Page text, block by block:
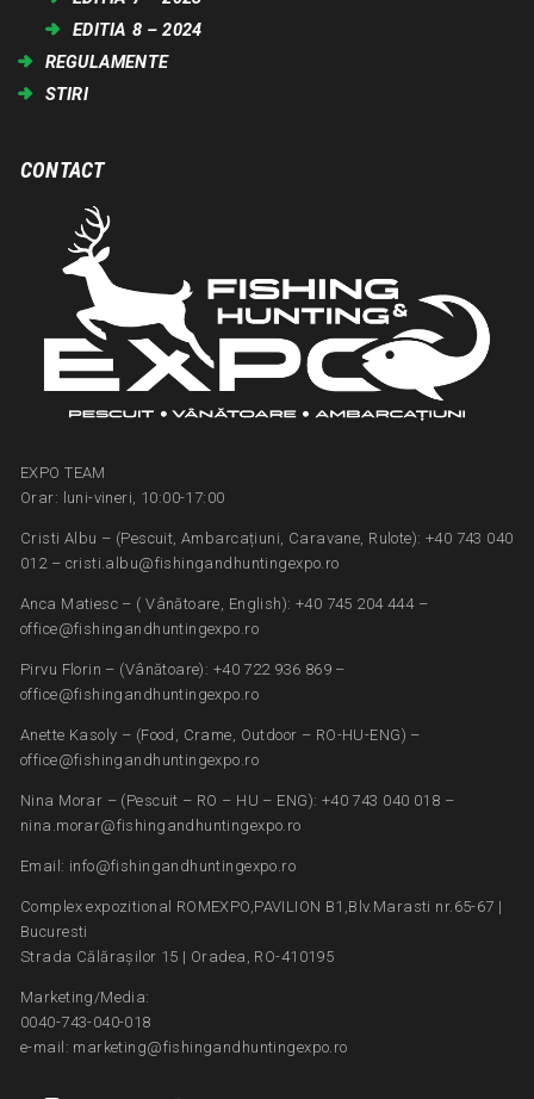
EDITIA 8 – 2024
REGULAMENTE
STIRI
CONTACT
EXPO TEAM
Orar: luni-vineri, 10:00-17:00
Cristi Albu – (Pescuit, Ambarcațiuni, Caravane, Rulote): +40 743 040
012 – cristi.albu@fishingandhuntingexpo.ro
Anca Matiesc – ( Vânătoare, English): +40 745 204 444 –
office@fishingandhuntingexpo.ro
Pirvu Florin – (Vânătoare): +40 722 936 869 –
office@fishingandhuntingexpo.ro
Anette Kasoly – (Food, Crame, Outdoor – RO-HU-ENG) –
office@fishingandhuntingexpo.ro
Nina Morar – (Pescuit – RO – HU – ENG): +40 743 040 018 –
nina.morar@fishingandhuntingexpo.ro
Email: info@fishingandhuntingexpo.ro
Complex expozitional ROMEXPO,PAVILION B1,Blv.Marasti nr.65-67 |
Bucuresti
Strada Călărașilor 15 | Oradea, RO-410195
Marketing/Media:
0040-743-040-018
e-mail: marketing@fishingandhuntingexpo.ro